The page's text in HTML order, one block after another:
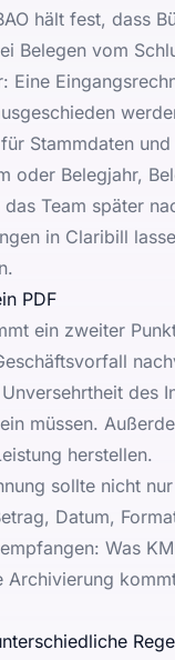
hält fest, dass
Belegen vom
Eine
Stammdaten
oder Belegjahr,
Team später
in Claribill
PDF
ein zweiter
des
müssen.
herstellen.
sollte nicht
Datum,
Was
Archivierung